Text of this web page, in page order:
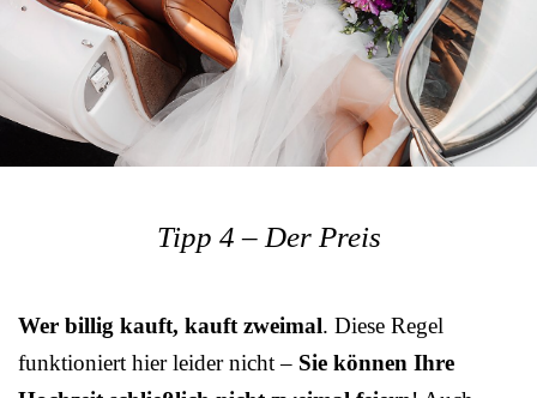
Tipp 4 – Der Preis
Wer billig kauft, kauft zweimal. Diese Regel
funktioniert hier leider nicht – Sie können Ihre